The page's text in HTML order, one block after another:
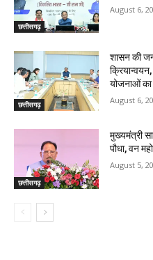
छत्तीसगढ़
August 6,
छत्तीसगढ़
शासन की
योजनाओं का
August 6,
छत्तीसगढ़
मुख्यमंत्री
पौधा, वन
August 5,